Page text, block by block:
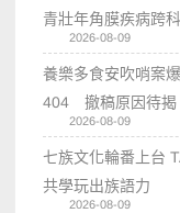
青壯年角膜疾病跨
2026-08-09
養樂多食安吹哨案
404 撤稿原因待揭
2026-08-09
七族文化輪番上台
共學玩出族語力
2026-08-09